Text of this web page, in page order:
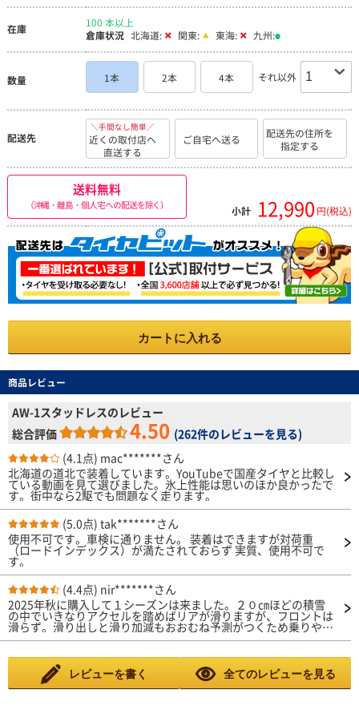
在庫
100 本以上
倉庫状況 北海道: 関東: 東海: 九州:
数量 1本 2本 4本 それ以外
配送先
＼手間なし簡単／
近くの取付店へ
直送する
ご自宅へ送る
配送先の住所を
指定する
送料無料
（沖縄・離島・個人宅への配送を除く） 小計 12,990 円(税込)
カートに入れる
商品レビュー
AW-1スタッドレスのレビュー
総合評価
4.50 (262件のレビューを見る)
(4.1点) mac*******さん
北海道の道北で装着しています。YouTubeで国産タイヤと比較し
ている動画を見て選びました。氷上性能は思いのほか良かったで
す。街中なら2駆でも問題なく走ります。
(5.0点) tak*******さん
使用不可です。車検に通りません。 装着はできますが対荷重
（ロードインデックス）が満たされておらず 実質、使用不可で
す。
(4.4点) nir*******さん
2025年秋に購入して１シーズンは来ました。２０㎝ほどの積雪
の中でいきなりアクセルを踏めばリアが滑りますが、フロントは
滑らず。滑り出しと滑り加減もおおむね予測がつくため乗りやす
いです。アイスバーンでの急ブレーキはそれなりに滑りますが２
ないようですが、でこぼこ路面で少し跳ねる感じなので、ショル
ダーも含めて柔らかめなのでしょうかね。エクシーガCO7とイク
リプスクロスで履いていますがどちらにもよくフィットしてま
す。
レビューを書く 全てのレビューを見る